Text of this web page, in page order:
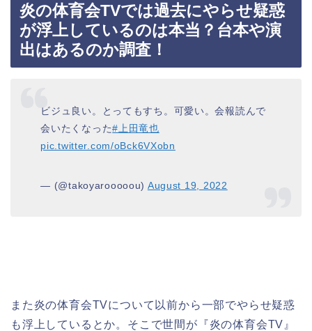
炎の体育会TVでは過去にやらせ疑惑
が浮上しているのは本当？台本や演
出はあるのか調査！
ビジュ良い。とってもすち。可愛い。会報読んで
会いたくなった#上田竜也
pic.twitter.com/oBck6VXobn
— (@takoyarooooou) August 19, 2022
また炎の体育会TVについて以前から一部でやらせ疑惑
も浮上しているとか。そこで世間が『炎の体育会TV』